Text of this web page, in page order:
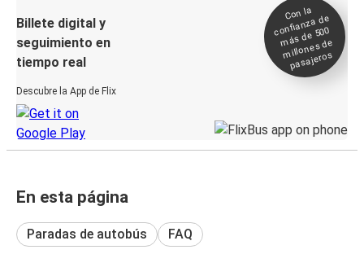
Billete digital y
seguimiento en
tiempo real
Descubre la App de Flix
Con la
confianza de
más de 500
millones de
pasajeros
En esta página
Paradas de autobús FAQ